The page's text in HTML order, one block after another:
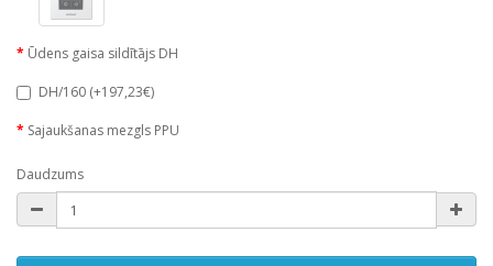
Ūdens gaisa sildītājs DH
DH/160 (+197,23€)
Sajaukšanas mezgls PPU
Daudzums